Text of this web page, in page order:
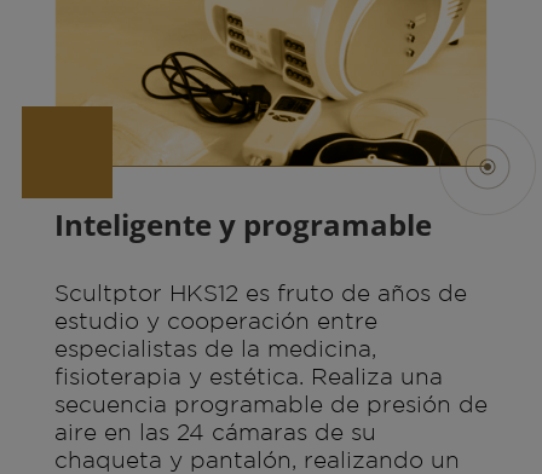
Inteligente y programable
Scultptor HKS12 es fruto de años de
estudio y cooperación entre
especialistas de la medicina,
fisioterapia y estética. Realiza una
secuencia programable de presión de
aire en las 24 cámaras de su
chaqueta y pantalón, realizando un